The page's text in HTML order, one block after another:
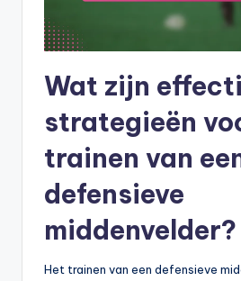
Wat zijn
strategieën
trainen van
defensieve
middenvelder?
Het trainen van een defensieve